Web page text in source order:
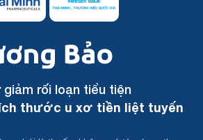
giảm rối loạn tiểu tiện
thước u xơ tiền liệt tuyến